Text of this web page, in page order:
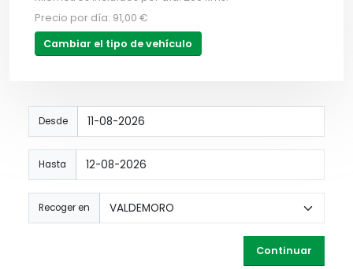
Precio por día: 91,00 €
Cambiar el tipo de vehículo
Desde
Hasta
Recoger en
Continuar